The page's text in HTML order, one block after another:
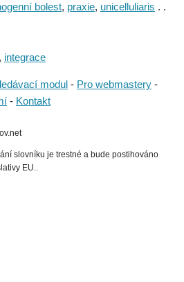
bolest, praxie, unicelluliaris . .
, integrace
modul - Pro webmastery -
- Kontakt
slovníku je trestné a bude postihováno
EU..